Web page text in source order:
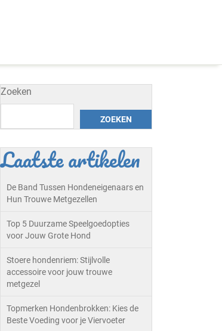
Zoeken
ZOEKEN
Laatste artikelen
De Band Tussen Hondeneigenaars en
Hun Trouwe Metgezellen
Top 5 Duurzame Speelgoedopties
voor Jouw Grote Hond
Stoere hondenriem: Stijlvolle
accessoire voor jouw trouwe
metgezel
Topmerken Hondenbrokken: Kies de
Beste Voeding voor je Viervoeter